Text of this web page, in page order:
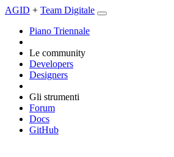
AGID + Team Digitale
Piano Triennale
Le community
Developers
Designers
Gli strumenti
Forum
Docs
GitHub